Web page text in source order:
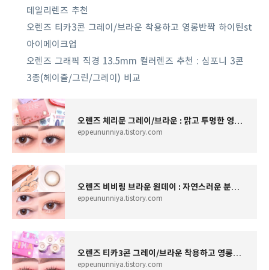
데일리렌즈 추천
오렌즈 티카3콘 그레이/브라운 착용하고 영롱반짝 하이틴st
아이메이크업
오렌즈 그래픽 직경 13.5mm 컬러렌즈 추천 : 심포니 3콘
3종(헤이즐/그린/그레이) 비교
오렌즈 체리문 그레이/브라운 : 맑고 투명한 영롱 초승달렌즈 추천
eppeununniya.tistory.com
오렌즈 비비링 브라운 원데이 : 자연스러운 분위기의 데일리렌즈 추천
eppeununniya.tistory.com
오렌즈 티카3콘 그레이/브라운 착용하고 영롱반짝 하이틴st 아이메이크업
eppeununniya.tistory.com